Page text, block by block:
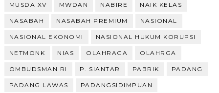
MUSDA XV MWDAN NABIRE NAIK KELAS
NASABAH NASABAH PREMIUM NASIONAL
NASIONAL EKONOMI NASIONAL HUKUM KORUPSI
NETMONK NIAS OLAHRAGA OLAHRGA
OMBUDSMAN RI P. SIANTAR PABRIK PADANG
PADANG LAWAS PADANGSIDIMPUAN